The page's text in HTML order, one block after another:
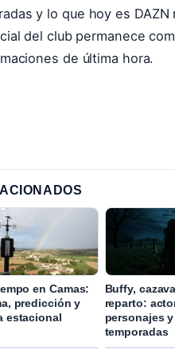
y lo que hoy es DAZN
del club permanece
de última hora.
en Camas:
predicción y
estacional
Buffy,
reparto:
personajes y
temporadas